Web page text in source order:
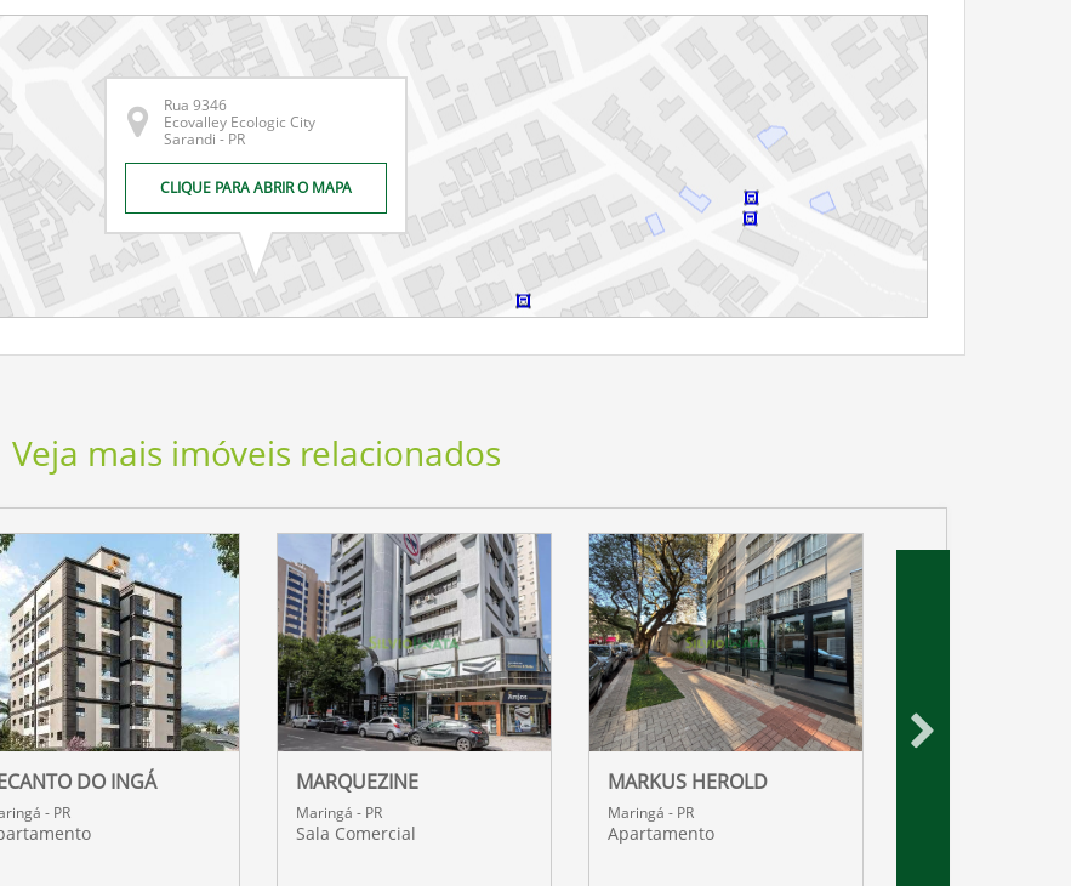
Rua 9346
Ecovalley Ecologic City
Sarandi - PR
CLIQUE PARA ABRIR O MAPA
Veja mais imóveis relacionados
DO INGÁ
- PR
MARQUEZINE
Maringá - PR
Sala Comercial
MARKUS HEROLD
Maringá - PR
Apartamento